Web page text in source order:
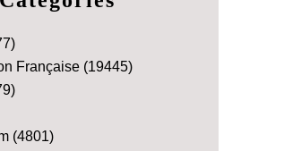
Française (19445)
(4801)